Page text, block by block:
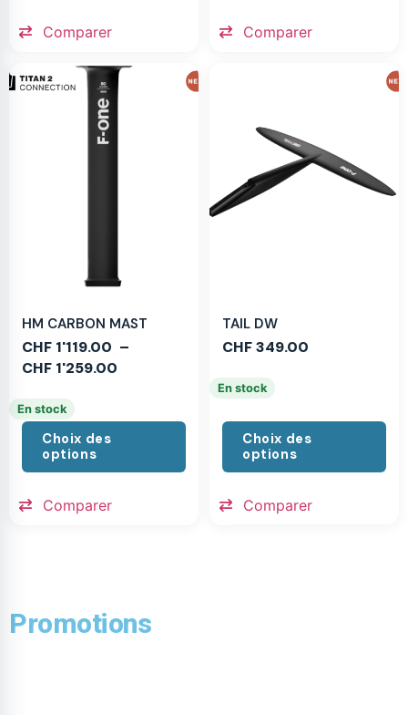
Comparer Comparer
HM CARBON MAST
CHF 1'119.00 –
CHF 1'259.00
En stock
Choix des
options
Comparer
TAIL DW
CHF349.00
En stock
Choix des
options
Comparer
Promotions